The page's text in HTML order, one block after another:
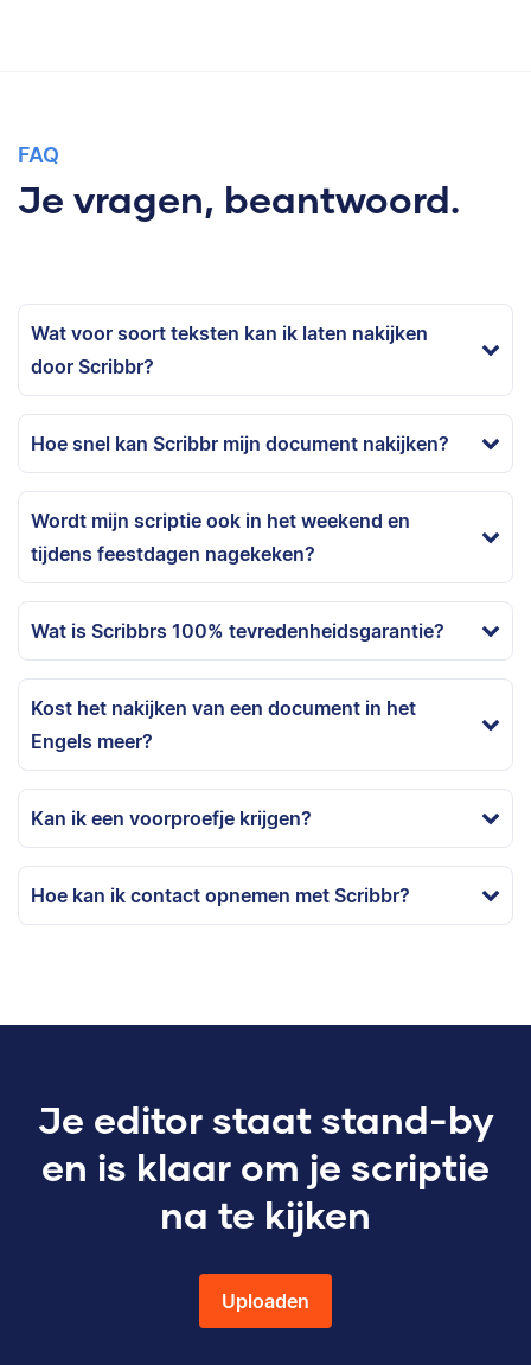
FAQ
Je vragen, beantwoord.
Wat voor soort teksten kan ik laten nakijken
door Scribbr?
Hoe snel kan Scribbr mijn document nakijken?
Wordt mijn scriptie ook in het weekend en
tijdens feestdagen nagekeken?
Wat is Scribbrs 100% tevredenheidsgarantie?
Kost het nakijken van een document in het
Engels meer?
Kan ik een voorproefje krijgen?
Hoe kan ik contact opnemen met Scribbr?
Je editor staat stand-by
en is klaar om je scriptie
na te kijken
Uploaden